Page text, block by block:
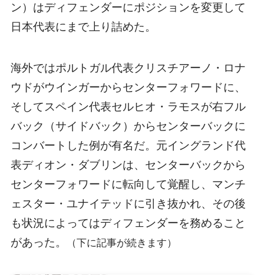
ン）はディフェンダーにポジションを変更して
日本代表にまで上り詰めた。
海外ではポルトガル代表クリスチアーノ・ロナ
ウドがウインガーからセンターフォワードに、
そしてスペイン代表セルヒオ・ラモスが右フル
バック（サイドバック）からセンターバックに
コンバートした例が有名だ。元イングランド代
表ディオン・ダブリンは、センターバックから
センターフォワードに転向して覚醒し、マンチ
ェスター・ユナイテッドに引き抜かれ、その後
も状況によってはディフェンダーを務めること
があった。
（下に記事が続きます）